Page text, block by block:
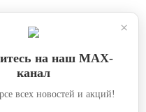
учет» информационного
×
на наш МАХ-
канал
всех новостей и акций!